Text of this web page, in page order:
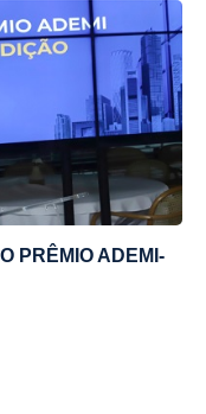
PRÊMIO ADEMI-